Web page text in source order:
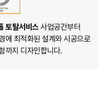
토탈서비스 사업공간부터
에 최적화된 설계와 시공으로
까지 디자인합니다.